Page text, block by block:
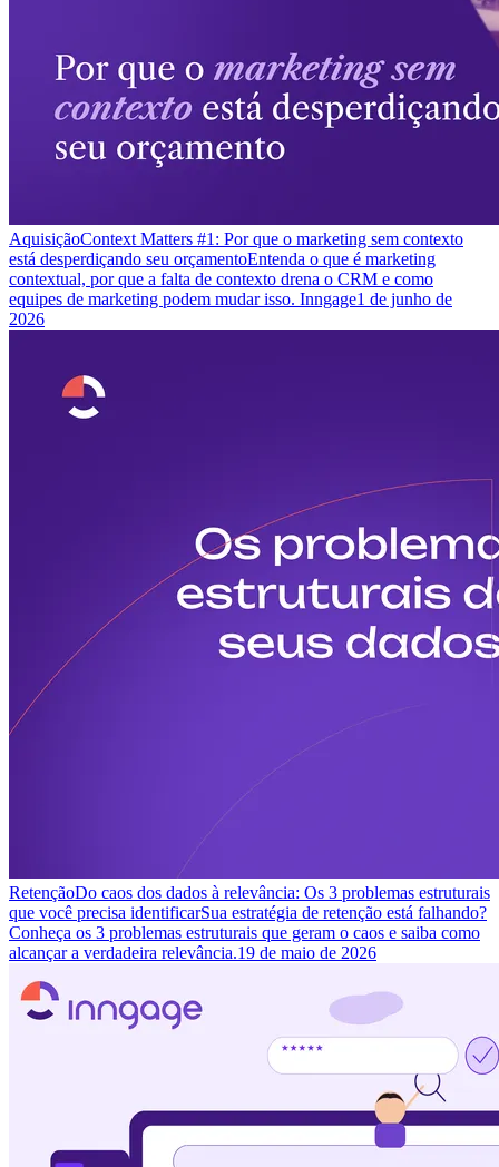
AquisiçãoContext Matters #1: Por que o marketing sem contexto
está desperdiçando seu orçamentoEntenda o que é marketing
contextual, por que a falta de contexto drena o CRM e como
equipes de marketing podem mudar isso. Inngage1 de junho de
2026
RetençãoDo caos dos dados à relevância: Os 3 problemas estruturais
que você precisa identificarSua estratégia de retenção está falhando?
Conheça os 3 problemas estruturais que geram o caos e saiba como
alcançar a verdadeira relevância.19 de maio de 2026